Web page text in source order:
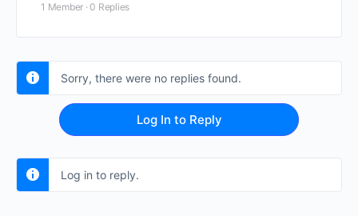
1 Member · 0 Replies
Sorry, there were no replies found.
Log In to Reply
Log in to reply.